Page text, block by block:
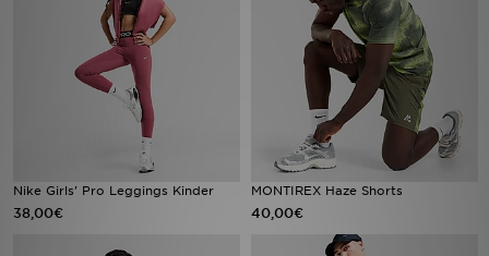
Nike Girls' Pro Leggings Kinder
38,00€
MONTIREX Haze Shorts
40,00€
Hilfe & Kontakt
Trending Styles